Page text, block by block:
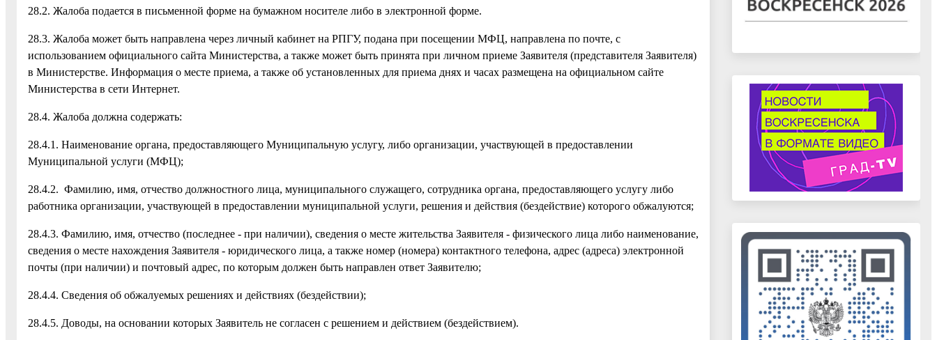
28.2. Жалоба подается в письменной форме на бумажном носителе либо в электронной форме.
28.3. Жалоба может быть направлена через личный кабинет на РПГУ, подана при посещении МФЦ, направлена по почте, с
использованием официального сайта Министерства, а также может быть принята при личном приеме Заявителя (представителя Заявителя)
в Министерстве. Информация о месте приема, а также об установленных для приема днях и часах размещена на официальном сайте
Министерства в сети Интернет.
28.4. Жалоба должна содержать:
28.4.1. Наименование органа, предоставляющего Муниципальную услугу, либо организации, участвующей в предоставлении
Муниципальной услуги (МФЦ);
28.4.2. Фамилию, имя, отчество должностного лица, муниципального служащего, сотрудника органа, предоставляющего услугу либо
работника организации, участвующей в предоставлении муниципальной услуги, решения и действия (бездействие) которого обжалуются;
28.4.3. Фамилию, имя, отчество (последнее - при наличии), сведения о месте жительства Заявителя - физического лица либо наименование,
сведения о месте нахождения Заявителя - юридического лица, а также номер (номера) контактного телефона, адрес (адреса) электронной
почты (при наличии) и почтовый адрес, по которым должен быть направлен ответ Заявителю;
28.4.4. Сведения об обжалуемых решениях и действиях (бездействии);
28.4.5. Доводы, на основании которых Заявитель не согласен с решением и действием (бездействием).